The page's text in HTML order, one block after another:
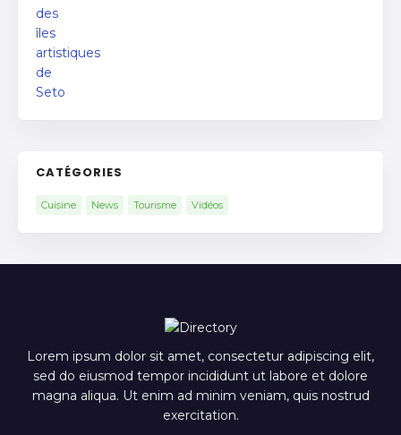
CATÉGORIES
Cuisine News Tourisme Vidéos
Lorem ipsum dolor sit amet, consectetur adipiscing elit,
sed do eiusmod tempor incididunt ut labore et dolore
magna aliqua. Ut enim ad minim veniam, quis nostrud
exercitation.